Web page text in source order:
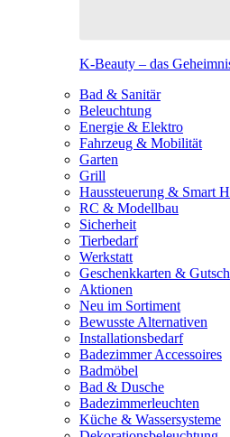
K-Beauty – das
Bad & Sanitär
Beleuchtung
Energie & Elektro
Fahrzeug & Mobilität
Garten
Grill
Haussteuerung & Smart
RC & Modellbau
Sicherheit
Tierbedarf
Werkstatt
Geschenkkarten &
Aktionen
Neu im Sortiment
Bewusste Alternativen
Installationsbedarf
Badezimmer Accessoires
Badmöbel
Bad & Dusche
Badezimmerleuchten
Küche & Wassersysteme